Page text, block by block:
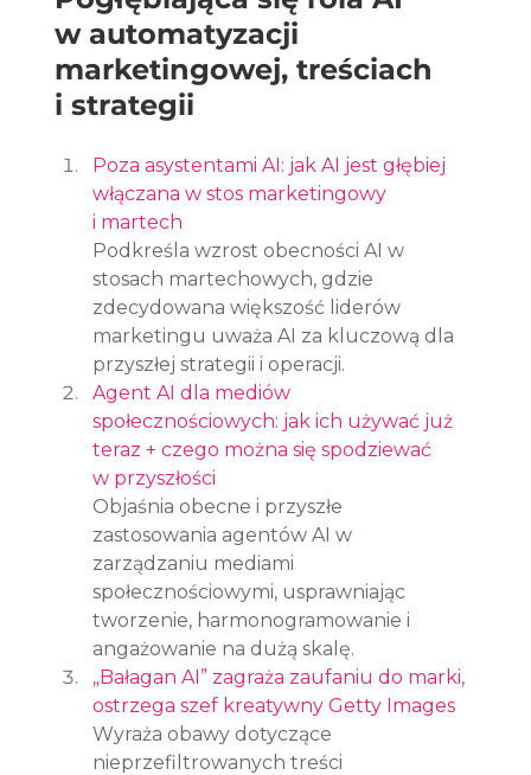
w automatyzacji
marketingowej, treściach
i strategii
Poza asystentami AI: jak AI jest głębiej
włączana w stos marketingowy
i martech
Podkreśla wzrost obecności AI w
stosach martechowych, gdzie
zdecydowana większość liderów
marketingu uważa AI za kluczową dla
przyszłej strategii i operacji.
Agent AI dla mediów
społecznościowych: jak ich używać już
teraz + czego można się spodziewać
w przyszłości
Objaśnia obecne i przyszłe
zastosowania agentów AI w
zarządzaniu mediami
społecznościowymi, usprawniając
tworzenie, harmonogramowanie i
angażowanie na dużą skalę.
„Bałagan AI” zagraża zaufaniu do marki,
ostrzega szef kreatywny Getty Images
Wyraża obawy dotyczące
nieprzefiltrowanych treści